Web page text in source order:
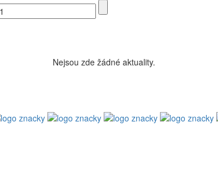
Nejsou zde žádné aktuality.